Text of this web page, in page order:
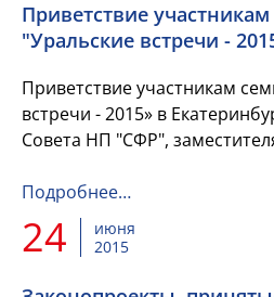
Приветствие
"Уральские встречи -
Приветствие участникам
встречи - 2015» в
Совета НП "СФР",
налогам Н. С. Максимовой...
Подробнее…
24
июня
2015